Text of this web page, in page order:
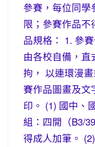
參賽，每位同學
限；參賽作品不
品規格： 1. 參
由各校自備，
拘， 以連環漫
賽作品圖畫及文
印。 (1) 國中、
組：四開（B3/
得成人加筆。